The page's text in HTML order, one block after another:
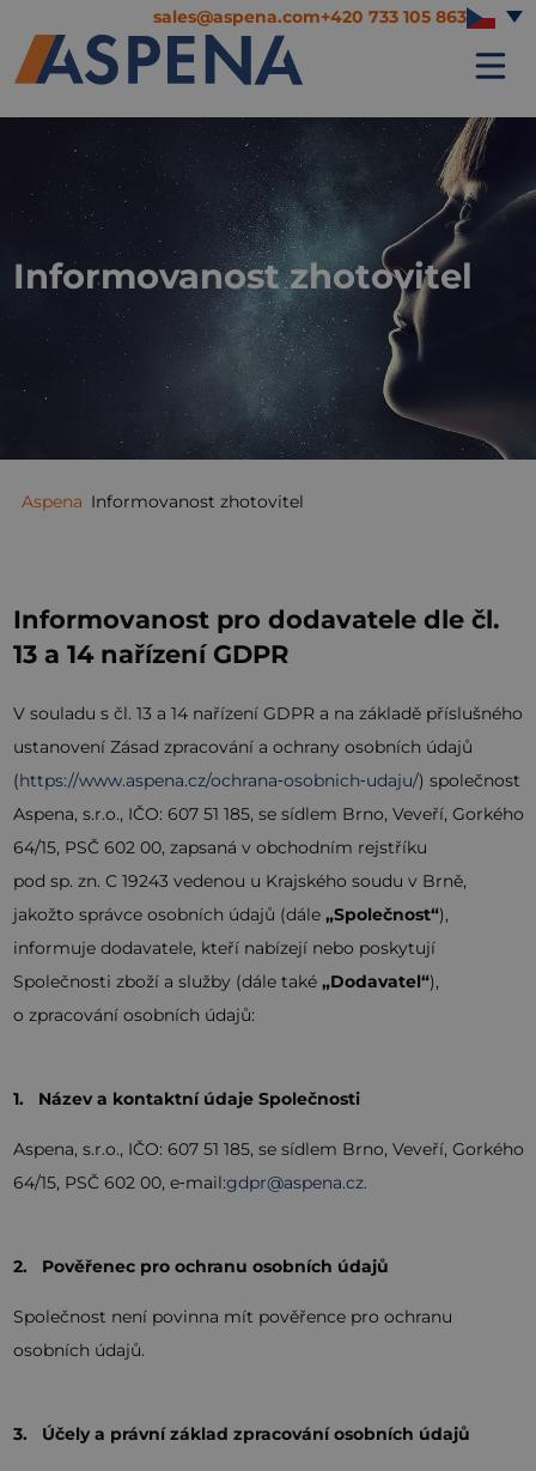
sales@aspena.com+420 733 105 863
Informovanost zhotovitel
Aspena Informovanost zhotovitel
Informovanost pro dodavatele dle čl.
13 a 14 nařízení GDPR
V souladu s čl. 13 a 14 nařízení GDPR a na základě příslušného
ustanovení Zásad zpracování a ochrany osobních údajů
(https://www.aspena.cz/ochrana‑osobnich‑udaju/) společnost
Aspena, s.r.o., IČO: 607 51 185, se sídlem Brno, Veveří, Gorkého
64/15, PSČ 602 00, zapsaná v obchodním rejstříku
pod sp. zn. C 19243 vedenou u Krajského soudu v Brně,
jakožto správce osobních údajů (dále „Společnost“),
informuje dodavatele, kteří nabízejí nebo poskytují
Společnosti zboží a služby (dále také „Dodavatel“),
o zpracování osobních údajů:
1. Název a kontaktní údaje Společnosti
Aspena, s.r.o., IČO: 607 51 185, se sídlem Brno, Veveří, Gorkého
64/15, PSČ 602 00, e‑mail:gdpr@aspena.cz.
2. Pověřenec pro ochranu osobních údajů
Společnost není povinna mít pověřence pro ochranu
osobních údajů.
3. Účely a právní základ zpracování osobních údajů